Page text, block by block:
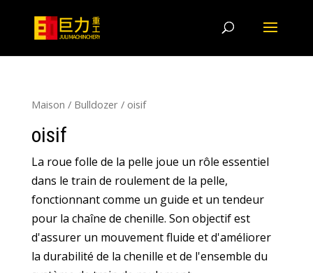
Maison / Bulldozer/ oisif
oisif
La roue folle de la pelle joue un rôle essentiel
dans le train de roulement de la pelle,
fonctionnant comme un guide et un tendeur
pour la chaîne de chenille. Son objectif est
d'assurer un mouvement fluide et d'améliorer
la durabilité de la chenille et de l'ensemble du